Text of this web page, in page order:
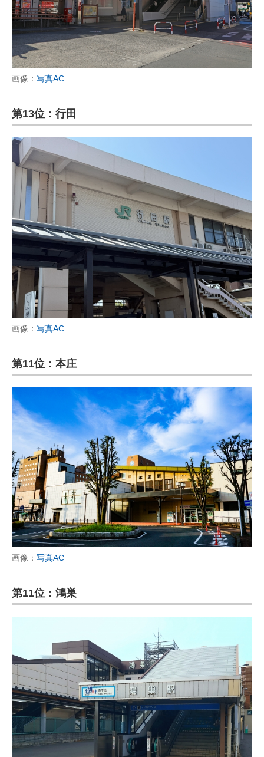
画像： 写真AC
第13位：行田
画像： 写真AC
第11位：本庄
画像： 写真AC
第11位：鴻巣